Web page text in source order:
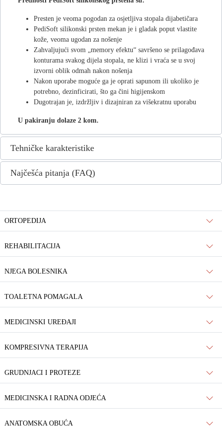
ORTOPEDIJA
REHABILITACIJA
NJEGA BOLESNIKA
TOALETNA POMAGALA
MEDICINSKI UREĐAJI
KOMPRESIVNA TERAPIJA
GRUDNJACI I PROTEZE
MEDICINSKA I RADNA ODJEĆA
ANATOMSKA OBUĆA
Presten je veoma pogodan za osjetljiva stopala dijabetičara
PediSoft silikonski prsten mekan je i gladak poput vlastite
kože, veoma ugodan za nošenje
Zahvaljujući svom „memory efektu“ savršeno se prilagođava
konturama svakog dijela stopala, ne klizi i vraća se u svoj
izvorni oblik odmah nakon nošenja
Nakon uporabe moguće ga je oprati sapunom ili ukoliko je
potrebno, dezinficirati, što ga čini higijenskom
Dugotrajan je, izdržljiv i dizajniran za višekratnu uporabu
U pakiranju dolaze 2 kom.
Tehničke karakteristike
Najčešća pitanja (FAQ)